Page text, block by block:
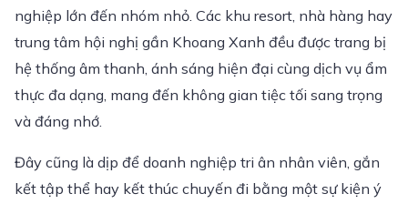
nghiệp lớn đến nhóm nhỏ. Các khu resort, nhà hàng hay
trung tâm hội nghị gần Khoang Xanh đều được trang bị
hệ thống âm thanh, ánh sáng hiện đại cùng dịch vụ ẩm
thực đa dạng, mang đến không gian tiệc tối sang trọng
và đáng nhớ.
Đây cũng là dịp để doanh nghiệp tri ân nhân viên, gắn
kết tập thể hay kết thúc chuyến đi bằng một sự kiện ý